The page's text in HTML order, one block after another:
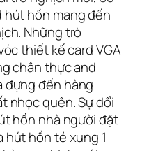
hút hồn mang đến
Những trò
thiết kế card VGA
chân thực and
đựng đến hàng
nhọc quên. Sự đổi
hồn nhà người đặt
hút hồn té xung 1